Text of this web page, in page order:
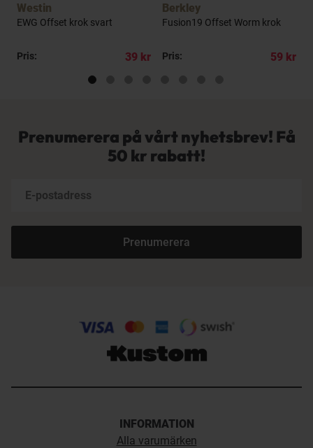
Westin
EWG Offset krok svart
Pris: 39 kr
Berkley
Fusion19 Offset Worm krok
Pris: 59 kr
Prenumerera på vårt nyhetsbrev! Få
50 kr rabatt!
Prenumerera
INFORMATION
Alla varumärken